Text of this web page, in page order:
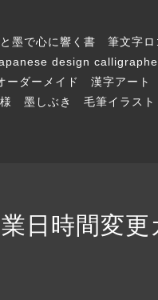
墨で心に響く書 筆文字ロ
design
ダーメイド 漢字アート
様 墨しぶき 毛筆イラス
日時間変更